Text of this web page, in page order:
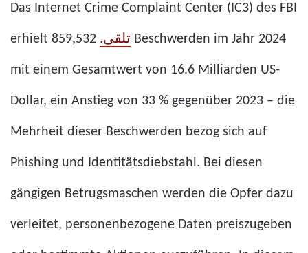
Das Internet Crime Complaint Center (IC3) des FBI
erhielt تلقى. 859,532 Beschwerden im Jahr 2024
mit einem Gesamtwert von 16.6 Milliarden US-
Dollar, ein Anstieg von 33 % gegenüber 2023 – die
Mehrheit dieser Beschwerden bezog sich auf
Phishing und Identitätsdiebstahl. Bei diesen
gängigen Betrugsmaschen werden die Opfer dazu
verleitet, personenbezogene Daten preiszugeben